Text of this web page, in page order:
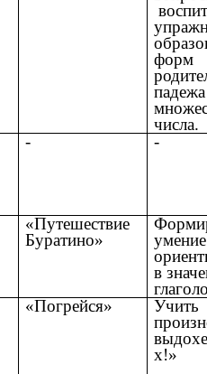
форм
падежа
числа.
- -
«Путешествие
Буратино»
умение
в
«Погрейся»
Учить
х!»